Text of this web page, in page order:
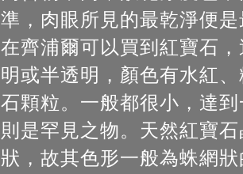
準，肉眼所見的最乾淨便
在齊浦爾可以買到紅寶石
明或半透明，顏色有水紅
石顆粒。一般都很小，達
則是罕見之物。天然紅寶
狀，故其色形一般為蛛網